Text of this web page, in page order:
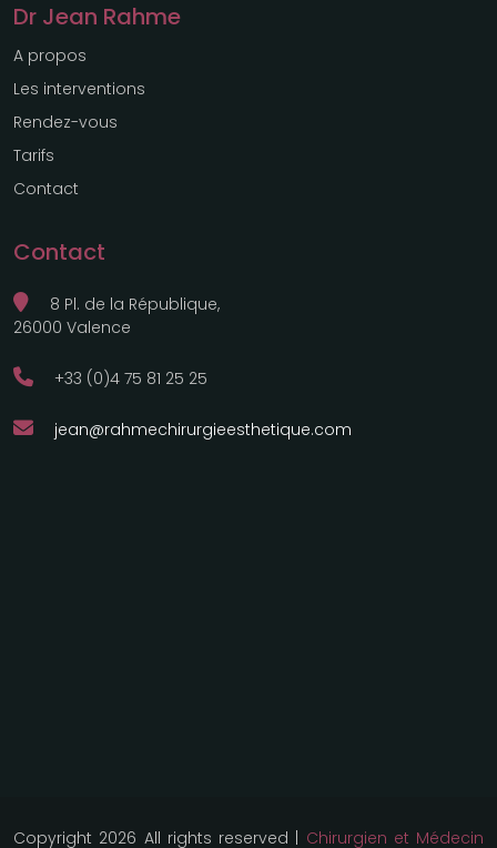
Dr Jean Rahme
A propos
Les interventions
Rendez-vous
Tarifs
Contact
Contact
8 Pl. de la République,
26000 Valence
+33 (0)4 75 81 25 25
jean@rahmechirurgieesthetique.com
Copyright 2026 All rights reserved | Chirurgien et Médecin